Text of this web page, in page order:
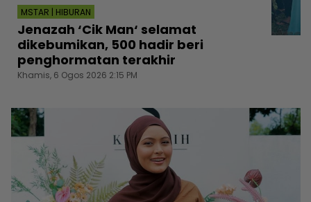
MSTAR | HIBURAN
Jenazah ‘Cik Man‘ selamat
dikebumikan, 500 hadir beri
penghormatan terakhir
Khamis, 6 Ogos 2026 2:15 PM